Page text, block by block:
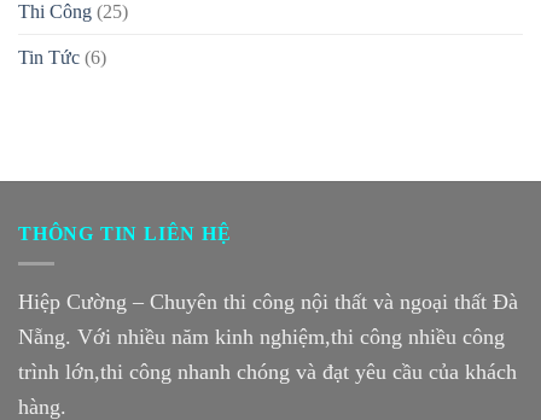
Thi Công (25)
Tin Tức (6)
THÔNG TIN LIÊN HỆ
Hiệp Cường – Chuyên thi công nội thất và ngoại thất Đà
Nẵng. Với nhiều năm kinh nghiệm,thi công nhiều công
trình lớn,thi công nhanh chóng và đạt yêu cầu của khách
hàng.